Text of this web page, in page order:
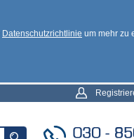
Datenschutzrichtlinie um mehr zu